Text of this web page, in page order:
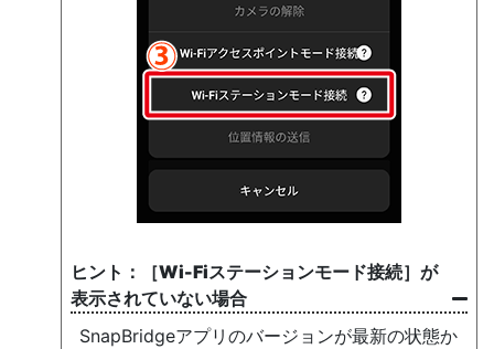
［Wi-Fiステーションモード接続］が
表示されていない場合
SnapBridgeアプリのバージョンが最新の状態か